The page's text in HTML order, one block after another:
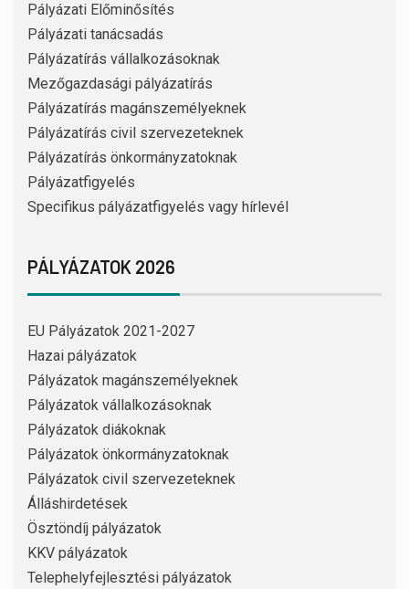
Pályázati Előminősítés
Pályázati tanácsadás
Pályázatírás vállalkozásoknak
Mezőgazdasági pályázatírás
Pályázatírás magánszemélyeknek
Pályázatírás civil szervezeteknek
Pályázatírás önkormányzatoknak
Pályázatfigyelés
Specifikus pályázatfigyelés vagy hírlevél
PÁLYÁZATOK 2026
EU Pályázatok 2021-2027
Hazai pályázatok
Pályázatok magánszemélyeknek
Pályázatok vállalkozásoknak
Pályázatok diákoknak
Pályázatok önkormányzatoknak
Pályázatok civil szervezeteknek
Álláshirdetések
Ösztöndíj pályázatok
KKV pályázatok
Telephelyfejlesztési pályázatok